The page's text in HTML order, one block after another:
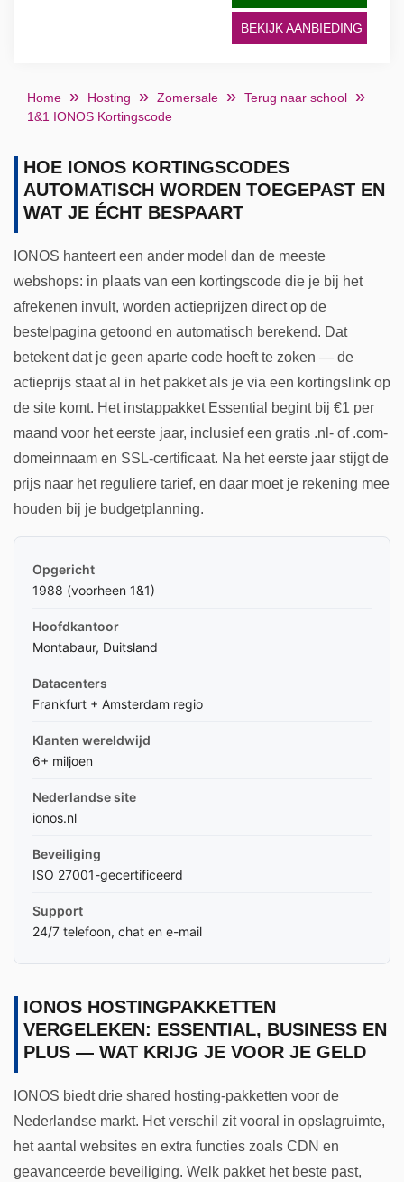
BEKIJK AANBIEDING
Home Hosting Zomersale
Terug naar school
1&1 IONOS Kortingscode
HOE IONOS KORTINGSCODES
AUTOMATISCH WORDEN TOEGEPAST EN
WAT JE ÉCHT BESPAART
IONOS hanteert een ander model dan de meeste
webshops: in plaats van een kortingscode die je bij het
afrekenen invult, worden actieprijzen direct op de
bestelpagina getoond en automatisch berekend. Dat
betekent dat je geen aparte code hoeft te zoken — de
actieprijs staat al in het pakket als je via een kortingslink op
de site komt. Het instappakket Essential begint bij €1 per
maand voor het eerste jaar, inclusief een gratis .nl- of .com-
domeinnaam en SSL-certificaat. Na het eerste jaar stijgt de
prijs naar het reguliere tarief, en daar moet je rekening mee
houden bij je budgetplanning.
Opgericht
1988 (voorheen 1&1)
Hoofdkantoor
Montabaur, Duitsland
Datacenters
Frankfurt + Amsterdam regio
Klanten wereldwijd
6+ miljoen
Nederlandse site
ionos.nl
Beveiliging
ISO 27001-gecertificeerd
Support
24/7 telefoon, chat en e-mail
IONOS HOSTINGPAKKETTEN
VERGELEKEN: ESSENTIAL, BUSINESS EN
PLUS — WAT KRIJG JE VOOR JE GELD
IONOS biedt drie shared hosting-pakketten voor de
Nederlandse markt. Het verschil zit vooral in opslagruimte,
het aantal websites en extra functies zoals CDN en
geavanceerde beveiliging. Welk pakket het beste past,